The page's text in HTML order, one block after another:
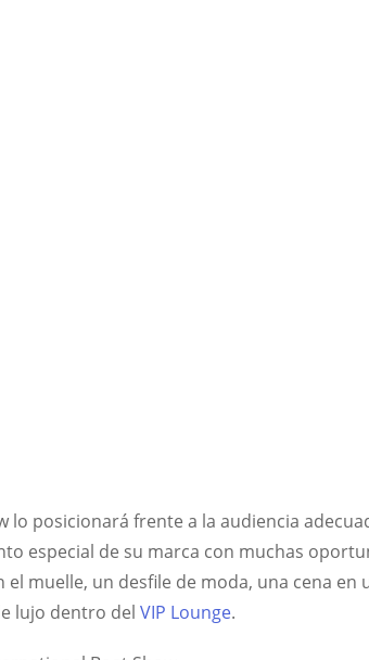
posicionará frente a la audiencia
especial de su marca con muchas
muelle, un desfile de moda, una cena en
lujo dentro del VIP Lounge.